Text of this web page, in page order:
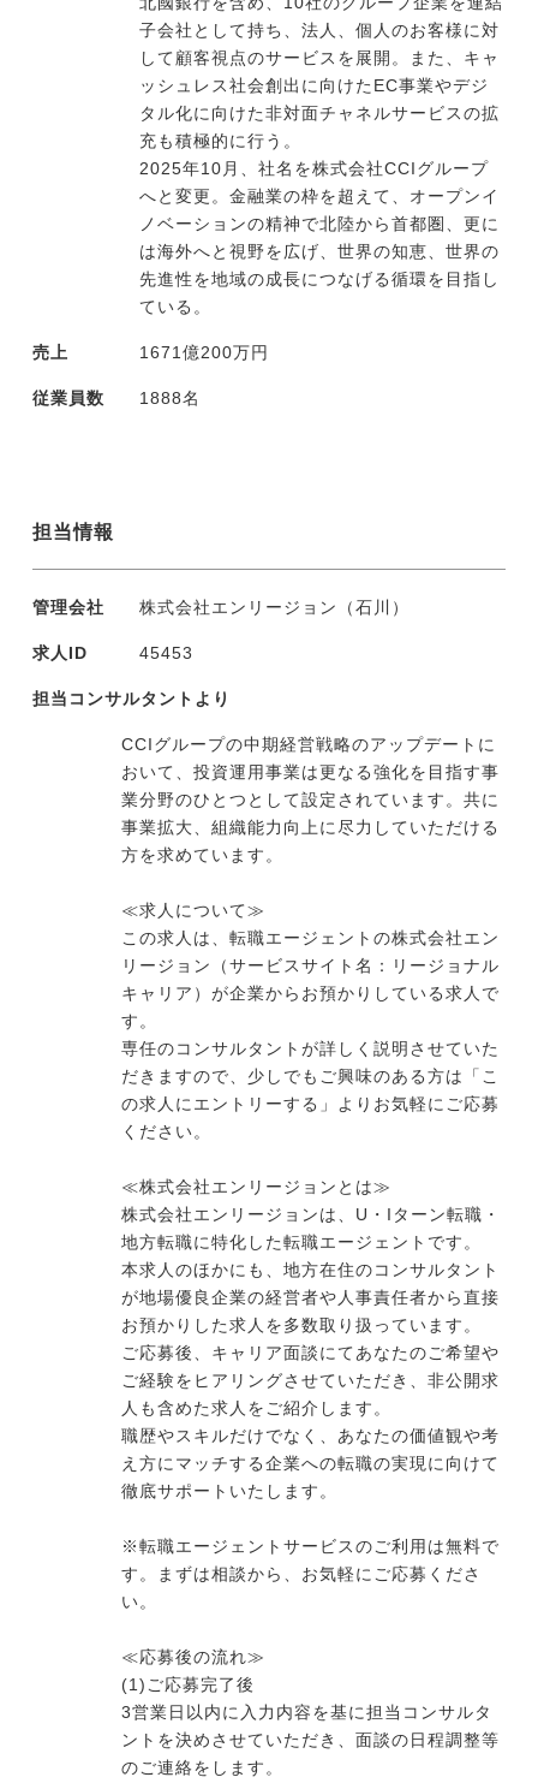
子会社として持ち、法人、個人のお客様に対
して顧客視点のサービスを展開。また、キャ
ッシュレス社会創出に向けたEC事業やデジ
タル化に向けた非対面チャネルサービスの拡
充も積極的に行う。
2025年10月、社名を株式会社CCIグループ
へと変更。金融業の枠を超えて、オープンイ
ノベーションの精神で北陸から首都圏、更に
は海外へと視野を広げ、世界の知恵、世界の
先進性を地域の成長につなげる循環を目指し
ている。
売上 1671億200万円
従業員数 1888名
担当情報
管理会社 株式会社エンリージョン（石川）
求人ID 45453
担当コンサルタントより
CCIグループの中期経営戦略のアップデートに
おいて、投資運用事業は更なる強化を目指す事
業分野のひとつとして設定されています。共に
事業拡大、組織能力向上に尽力していただける
方を求めています。
≪求人について≫
この求人は、転職エージェントの株式会社エン
リージョン（サービスサイト名：リージョナル
キャリア）が企業からお預かりしている求人で
す。
専任のコンサルタントが詳しく説明させていた
だきますので、少しでもご興味のある方は「こ
の求人にエントリーする」よりお気軽にご応募
ください。
≪株式会社エンリージョンとは≫
株式会社エンリージョンは、U・Iターン転職・
地方転職に特化した転職エージェントです。
本求人のほかにも、地方在住のコンサルタント
が地場優良企業の経営者や人事責任者から直接
お預かりした求人を多数取り扱っています。
ご応募後、キャリア面談にてあなたのご希望や
ご経験をヒアリングさせていただき、非公開求
人も含めた求人をご紹介します。
職歴やスキルだけでなく、あなたの価値観や考
え方にマッチする企業への転職の実現に向けて
徹底サポートいたします。
※転職エージェントサービスのご利用は無料で
す。まずは相談から、お気軽にご応募くださ
い。
≪応募後の流れ≫
(1)ご応募完了後
3営業日以内に入力内容を基に担当コンサルタ
ントを決めさせていただき、面談の日程調整等
のご連絡をします。